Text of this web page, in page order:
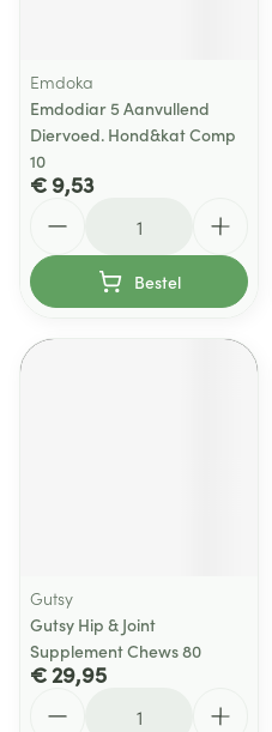
Emdoka
Emdodiar 5 Aanvullend
Diervoed. Hond&kat Comp
10
€ 9,53
Bestel
Gutsy
Gutsy Hip & Joint
Supplement Chews 80
€ 29,95